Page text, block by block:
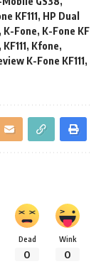
KF111, HP Dual
, K-Fone, K-Fone KF
, KF111, Kfone,
K-Fone KF111,
Dead
0
Wink
0